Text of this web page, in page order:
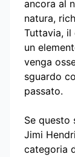
ancora al
natura,
Tuttavia, il
un
venga
sguardo
passato.
Se questo
Jimi
categoria